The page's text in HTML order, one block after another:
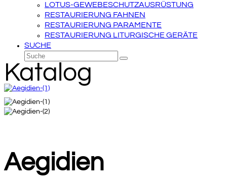
LOTUS-GEWEBESCHUTZAUSRÜSTUNG
RESTAURIERUNG FAHNEN
RESTAURIERUNG PARAMENTE
RESTAURIERUNG LITURGISCHE GERÄTE
SUCHE
Suche
Senden
Katalog
Aegidien